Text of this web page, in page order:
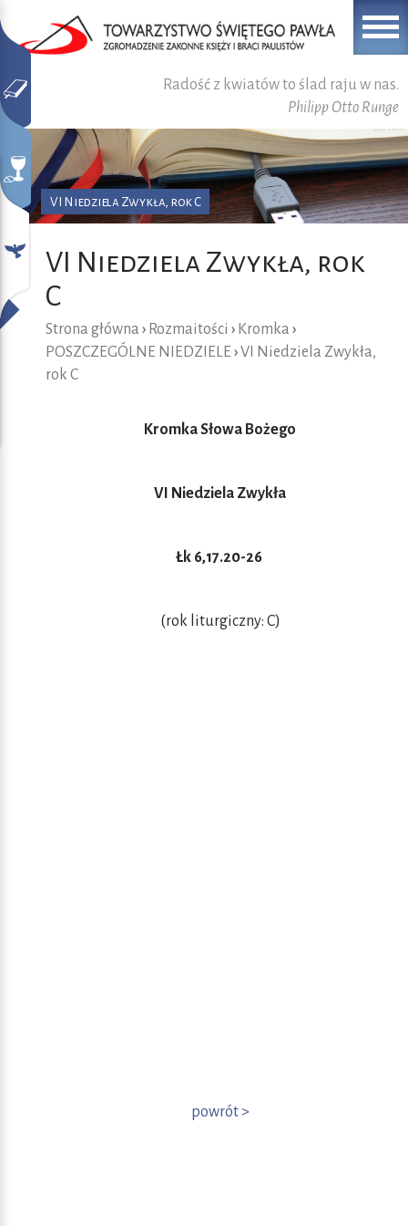
Radość z kwiatów to ślad raju w nas.
Philipp Otto Runge
VI Niedziela Zwykła, rok C
VI Niedziela Zwykła, rok
C
Strona główna › Rozmaitości › Kromka ›
POSZCZEGÓLNE NIEDZIELE›VI Niedziela Zwykła,
rok C
Kromka Słowa Bożego
VI Niedziela Zwykła
Łk 6,17.20-26
(rok liturgiczny: C)
powrót >